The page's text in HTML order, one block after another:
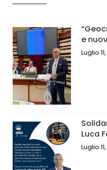
e
Luglio
Luca
Luglio